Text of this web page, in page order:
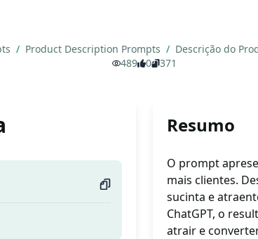
/ Product Description Prompts / Descrição do
489
0 371
Resumo
O prompt
mais clientes.
sucinta e
ChatGPT, o
atrair e